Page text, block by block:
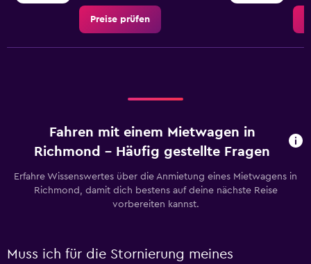
Preise prüfen
Fahren mit einem Mietwagen in
Richmond – Häufig gestellte Fragen
Erfahre Wissenswertes über die Anmietung eines Mietwagens in
Richmond, damit dich bestens auf deine nächste Reise
vorbereiten kannst.
Muss ich für die Stornierung meines